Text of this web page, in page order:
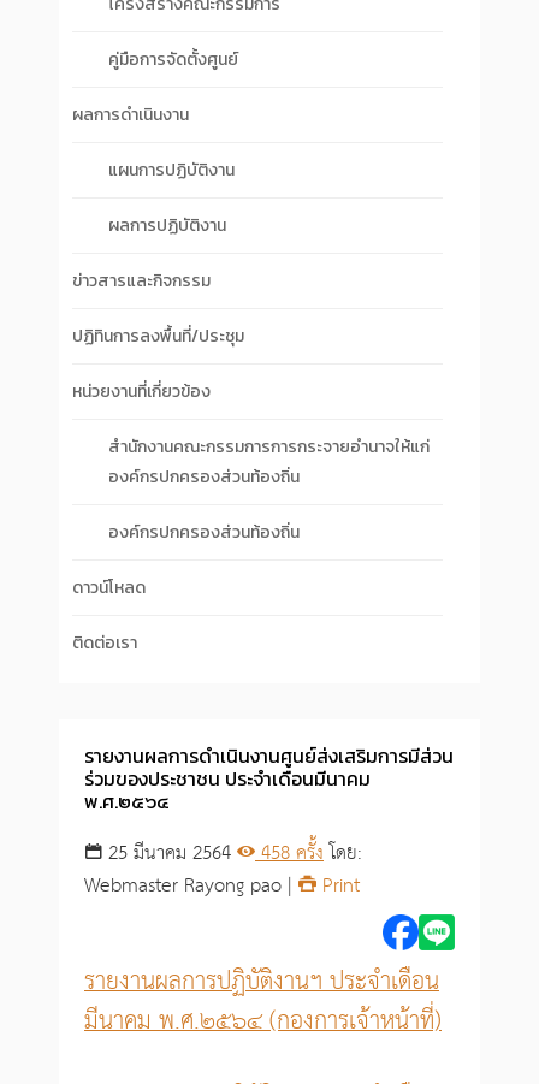
คู่มือการจัดตั้งศูนย์
ผลการดำเนินงาน
แผนการปฏิบัติงาน
ผลการปฏิบัติงาน
ข่าวสารและกิจกรรม
ปฏิทินการลงพื้นที่/ประชุม
หน่วยงานที่เกี่ยวข้อง
สำนักงานคณะกรรมการการกระจายอำนาจให้แก่
องค์กรปกครองส่วนท้องถิ่น
องค์กรปกครองส่วนท้องถิ่น
ดาวน์โหลด
ติดต่อเรา
รายงานผลการดำเนินงานศูนย์ส่งเสริมการมีส่วน
ร่วมของประชาชน ประจำเดือนมีนาคม
พ.ศ.๒๕๖๔
25 มีนาคม 2564 458 ครั้งโดย:
Webmaster Rayong pao |
Print
รายงานผลการปฏิบัติงานฯ ประจำเดือน
มีนาคม พ.ศ.๒๕๖๔ (กองการเจ้าหน้าที่)